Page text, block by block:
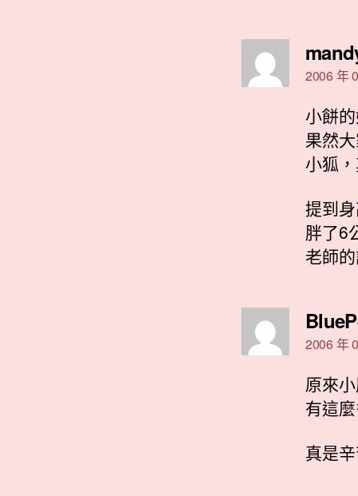
2006 年
小餅
果然
小狐
提到
胖了6
老師
2006 年
原來
有這
真是